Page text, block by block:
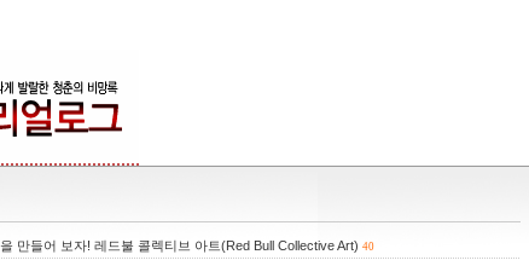
만들어 보자! 레드불 콜렉티브 아트(Red Bull Collective Art) 40